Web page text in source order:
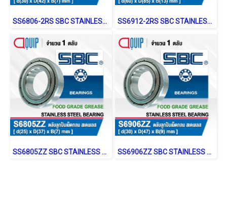
SS6806-2RS SBC STAINLESS BALL BEARING Shield Type SS6912-2RS SBC STAINLESS BALL BEARING Shield Type
SS6805ZZ SBC STAINLESS BALL BEARING Stainless Type SS6906ZZ SBC STAINLESS BALL BEARING Stainless Type